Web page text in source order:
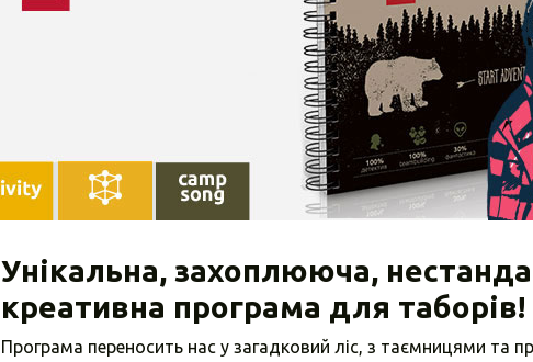
Унікальна, захоплююча,
креативна програма для таборів!
Програма переносить нас у загадковий ліс, з таємницями та